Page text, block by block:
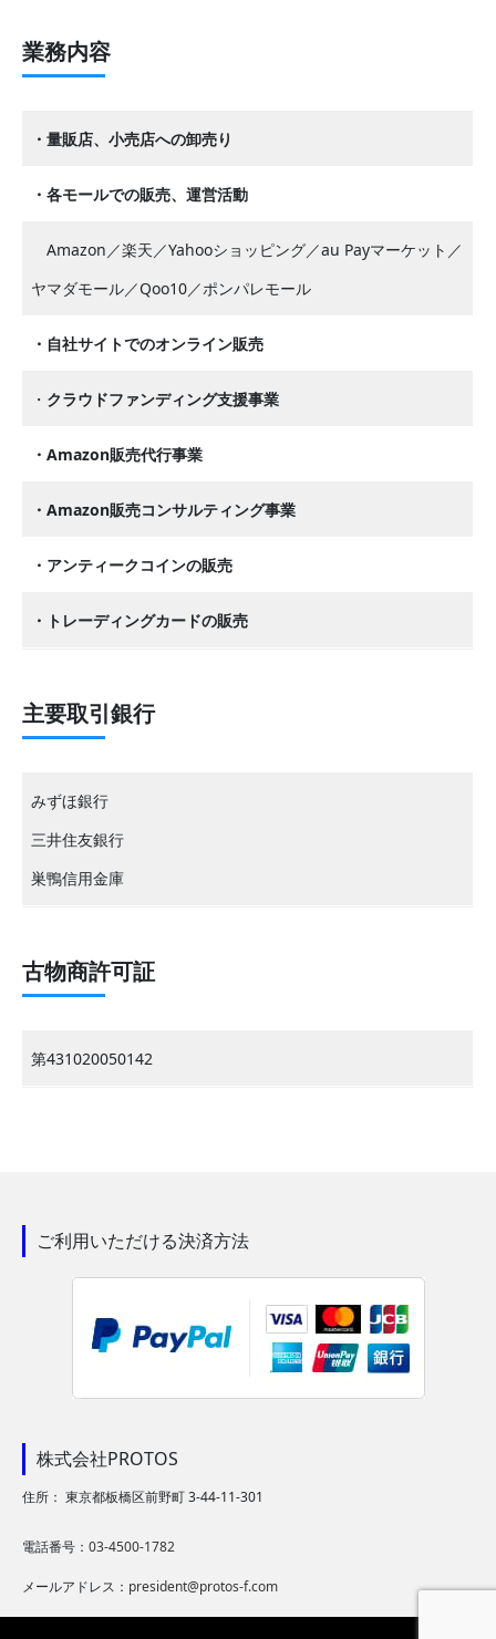
業務内容
・量販店、小売店への卸売り
・各モールでの販売、運営活動
Amazon／楽天／Yahooショッピング／au Payマーケット／
ヤマダモール／Qoo10／ポンパレモール
・自社サイトでのオンライン販売
・ クラウドファンディング支援事業
・Amazon販売代行事業
・Amazon販売コンサルティング事業
・アンティークコインの販売
・トレーディングカードの販売
主要取引銀行
みずほ銀行
三井住友銀行
巣鴨信用金庫
古物商許可証
第431020050142
ご利用いただける決済方法
株式会社PROTOS
住所： 東京都板橋区前野町 3-44-11-301
電話番号： 03-4500-1782
メールアドレス： president@protos-f.com